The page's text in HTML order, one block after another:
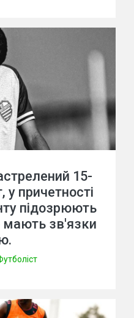
15-
у причетності
підозрюють
мають зв'язки